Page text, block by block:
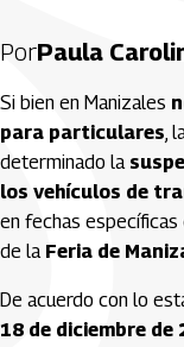
PorPaula
Si bien en Manizales
para particulares,
determinado la
los vehículos de
en fechas
de la Feria de
De acuerdo con lo
18 de diciembre de